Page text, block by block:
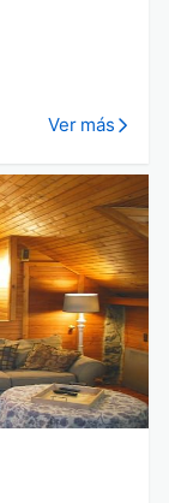
Ver más